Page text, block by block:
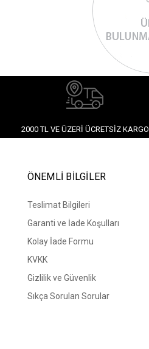
2000 TL VE ÜZERI ÜCRETSIZ KARGO
ÖNEMLİ BİLGİLER
Teslimat Bilgileri
Garanti ve İade Koşulları
Kolay İade Formu
KVKK
Gizlilik ve Güvenlik
Sıkça Sorulan Sorular